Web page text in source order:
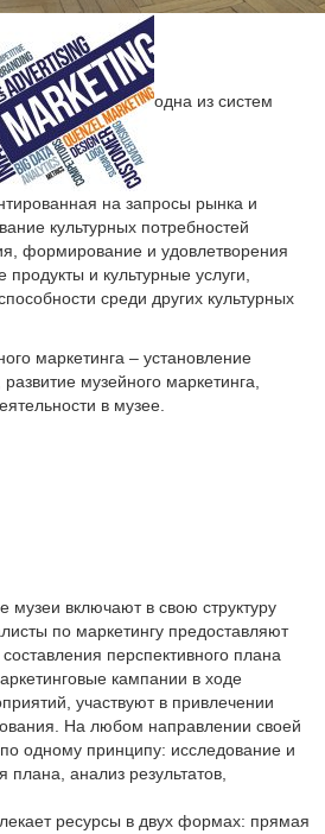
одна из систем
на запросы рынка и
культурных потребностей
формирование и удовлетворения
и культурные услуги,
среди других культурных
маркетинга – установление
музейного маркетинга,
в музее.
включают в свою структуру
по маркетингу предоставляют
перспективного плана
кампании в ходе
участвуют в привлечении
На любом направлении своей
одному принципу: исследование и
анализ результатов,
ресурсы в двух формах: прямая